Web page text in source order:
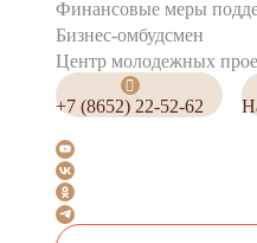
Финансовые меры
Бизнес-омбудсмен
Центр молодежных
+7 (8652) 22-52-62